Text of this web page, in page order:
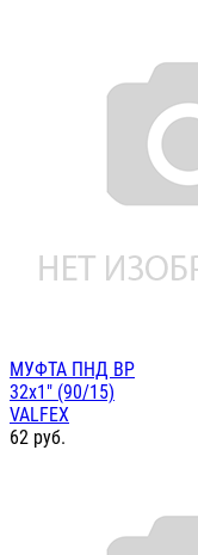
МУФТА ПНД ВР
32х1" (90/15)
VALFEX
62 руб.